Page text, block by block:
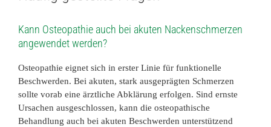
Kann Osteopathie auch bei akuten Nackenschmerzen
angewendet werden?
Osteopathie eignet sich in erster Linie für funktionelle
Beschwerden. Bei akuten, stark ausgeprägten Schmerzen
sollte vorab eine ärztliche Abklärung erfolgen. Sind ernste
Ursachen ausgeschlossen, kann die osteopathische
Behandlung auch bei akuten Beschwerden unterstützend